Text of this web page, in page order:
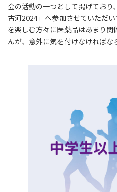
会の活動の一つとして掲げており
古河2024」へ参加させていただい
を楽しむ方々に医薬品はあまり関
んが、意外に気を付けなければな